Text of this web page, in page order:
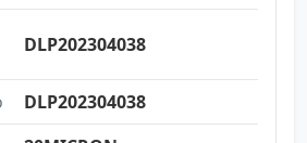
DLP202304038
DLP202304038